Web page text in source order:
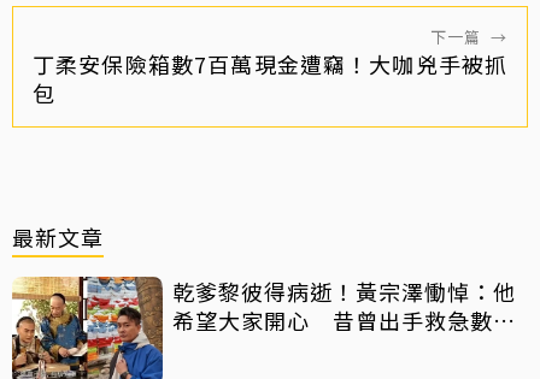
下一篇 →
丁柔安保險箱數7百萬現金遭竊！大咖兇手被抓
包
最新文章
乾爹黎彼得病逝！黃宗澤慟悼：他
希望大家開心 昔曾出手救急數十